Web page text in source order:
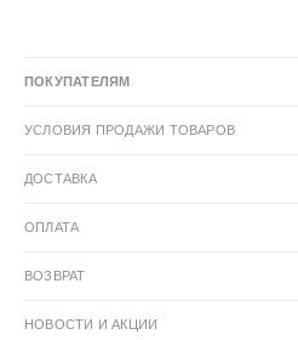
ПОКУПАТЕЛЯМ
УСЛОВИЯ ПРОДАЖИ ТОВАРОВ
ДОСТАВКА
ОПЛАТА
ВОЗВРАТ
НОВОСТИ И АКЦИИ